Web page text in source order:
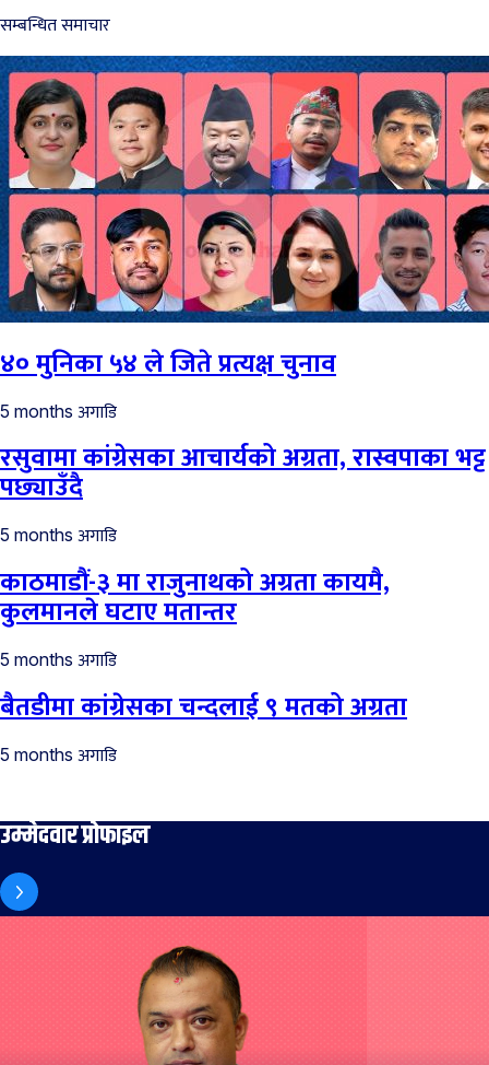
सम्बन्धित समाचार
४० मुनिका ५४ ले जिते प्रत्यक्ष चुनाव
5 months अगाडि
रसुवामा कांग्रेसका आचार्यको अग्रता, रास्वपाका भट्ट
पछ्याउँदै
5 months अगाडि
काठमाडौं-३ मा राजुनाथको अग्रता कायमै,
कुलमानले घटाए मतान्तर
5 months अगाडि
बैतडीमा कांग्रेसका चन्दलाई ९ मतको अग्रता
5 months अगाडि
उम्मेदवार प्रोफाइल